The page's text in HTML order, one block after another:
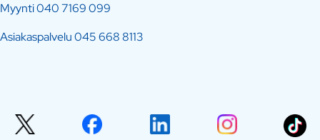
Myynti040 7169 099
Asiakaspalvelu045 668 8113